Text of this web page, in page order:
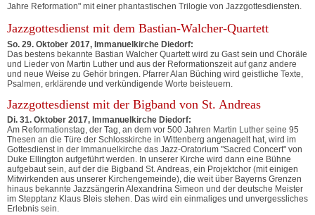
Jahre Reformation" mit einer phantastischen Trilogie von Jazzgottesdiensten.
Jazzgottesdienst mit dem Bastian-Walcher-Quartett
So. 29. Oktober 2017, Immanuelkirche Diedorf:
Das bestens bekannte Bastian Walcher Quartett wird zu Gast sein und Choräle
und Lieder von Martin Luther und aus der Reformationszeit auf ganz andere
und neue Weise zu Gehör bringen. Pfarrer Alan Büching wird geistliche Texte,
Psalmen, erklärende und verkündigende Worte beisteuern.
Jazzgottesdienst mit der Bigband von St. Andreas
Di. 31. Oktober 2017, Immanuelkirche Diedorf:
Am Reformationstag, der Tag, an dem vor 500 Jahren Martin Luther seine 95
Thesen an die Türe der Schlosskirche in Wittenberg angenagelt hat, wird im
Gottesdienst in der Immanuelkirche das Jazz-Oratorium "Sacred Concert" von
Duke Ellington aufgeführt werden. In unserer Kirche wird dann eine Bühne
aufgebaut sein, auf der die Bigband St. Andreas, ein Projektchor (mit einigen
Mitwirkenden aus unserer Kirchengemeinde), die weit über Bayerns Grenzen
hinaus bekannte Jazzsängerin Alexandrina Simeon und der deutsche Meister
im Stepptanz Klaus Bleis stehen. Das wird ein einmaliges und unvergessliches
Erlebnis sein.